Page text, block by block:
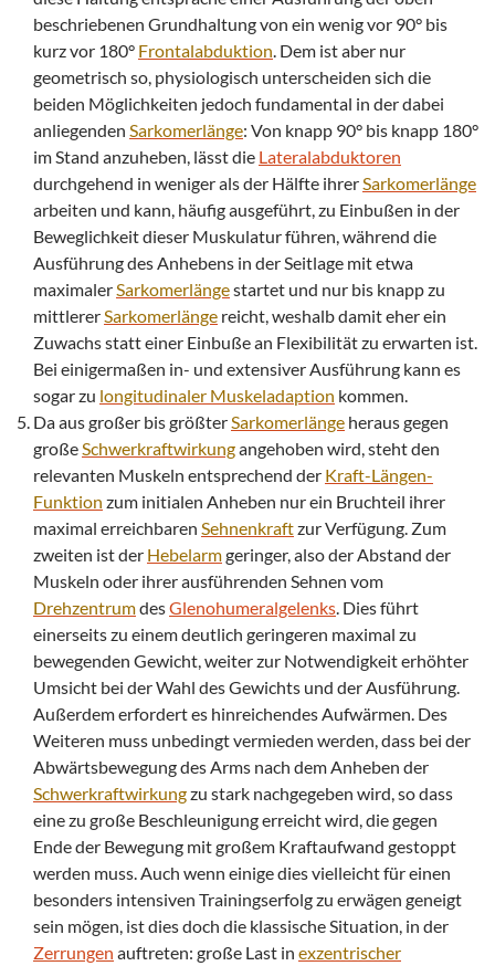
beschriebenen Grundhaltung von ein wenig vor 90° bis
kurz vor 180° Frontalabduktion . Dem ist aber nur
geometrisch so, physiologisch unterscheiden sich die
beiden Möglichkeiten jedoch fundamental in der dabei
anliegenden Sarkomerlänge: Von knapp 90° bis knapp 180°
im Stand anzuheben, lässt die Lateralabduktoren
durchgehend in weniger als der Hälfte ihrer Sarkomerlänge
arbeiten und kann, häufig ausgeführt, zu Einbußen in der
Beweglichkeit dieser Muskulatur führen, während die
Ausführung des Anhebens in der Seitlage mit etwa
maximaler Sarkomerlängestartet und nur bis knapp zu
mittlerer Sarkomerlänge reicht, weshalb damit eher ein
Zuwachs statt einer Einbuße an Flexibilität zu erwarten ist.
Bei einigermaßen in- und extensiver Ausführung kann es
sogar zu longitudinaler Muskeladaption kommen.
Da aus großer bis größter Sarkomerlänge heraus gegen
große Schwerkraftwirkungangehoben wird, steht den
relevanten Muskeln entsprechend der Kraft-Längen-
Funktion zum initialen Anheben nur ein Bruchteil ihrer
maximal erreichbaren Sehnenkraftzur Verfügung. Zum
zweiten ist der Hebelarmgeringer, also der Abstand der
Muskeln oder ihrer ausführenden Sehnen vom
DrehzentrumdesGlenohumeralgelenks . Dies führt
einerseits zu einem deutlich geringeren maximal zu
bewegenden Gewicht, weiter zur Notwendigkeit erhöhter
Umsicht bei der Wahl des Gewichts und der Ausführung.
Außerdem erfordert es hinreichendes Aufwärmen. Des
Weiteren muss unbedingt vermieden werden, dass bei der
Abwärtsbewegung des Arms nach dem Anheben der
Schwerkraftwirkungzu stark nachgegeben wird, so dass
eine zu große Beschleunigung erreicht wird, die gegen
Ende der Bewegung mit großem Kraftaufwand gestoppt
werden muss. Auch wenn einige dies vielleicht für einen
besonders intensiven Trainingserfolg zu erwägen geneigt
sein mögen, ist dies doch die klassische Situation, in der
Zerrungen auftreten: große Last in exzentrischer